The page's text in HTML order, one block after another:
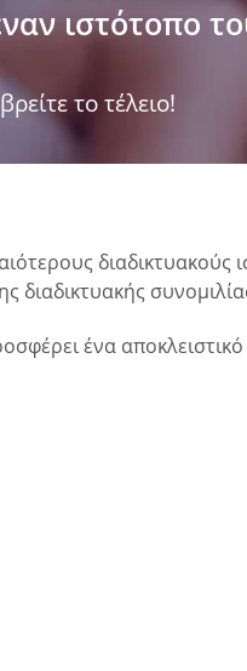
ιστότοπο
το τέλειο!
διαδικτυακούς
διαδικτυακής
ένα